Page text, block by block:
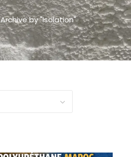
Archive by "Isolation"